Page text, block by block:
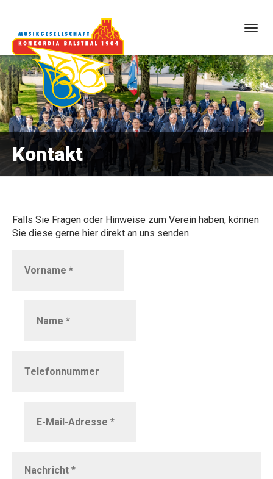
Kontakt
Falls Sie Fragen oder Hinweise zum Verein haben, können
Sie diese gerne hier direkt an uns senden.